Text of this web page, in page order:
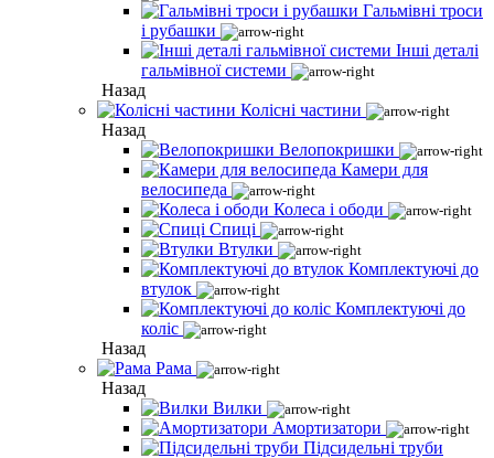
Гальмівні троси
і рубашки
Інші деталі
гальмівної системи
Назад
Колісні частини
Назад
Велопокришки
Камери для
велосипеда
Колеса і ободи
Спиці
Втулки
Комплектуючі до
втулок
Комплектуючі до
коліс
Назад
Рама
Назад
Вилки
Амортизатори
Підсидельні труби